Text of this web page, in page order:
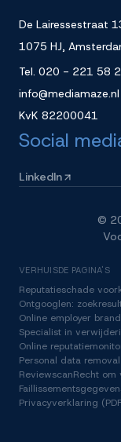
De Lairessestraat
1075 HJ,
Tel. 020 - 221 58
info@mediamaze.nl
KvK 82200041
Social
LinkedIn
©
VERHUISDE PAGINA'S
Reputatieschade
Ontgooglen:
Online employer
Specialist in
Online
Personal data
ReviewscanRecht om
Privacyverklaring